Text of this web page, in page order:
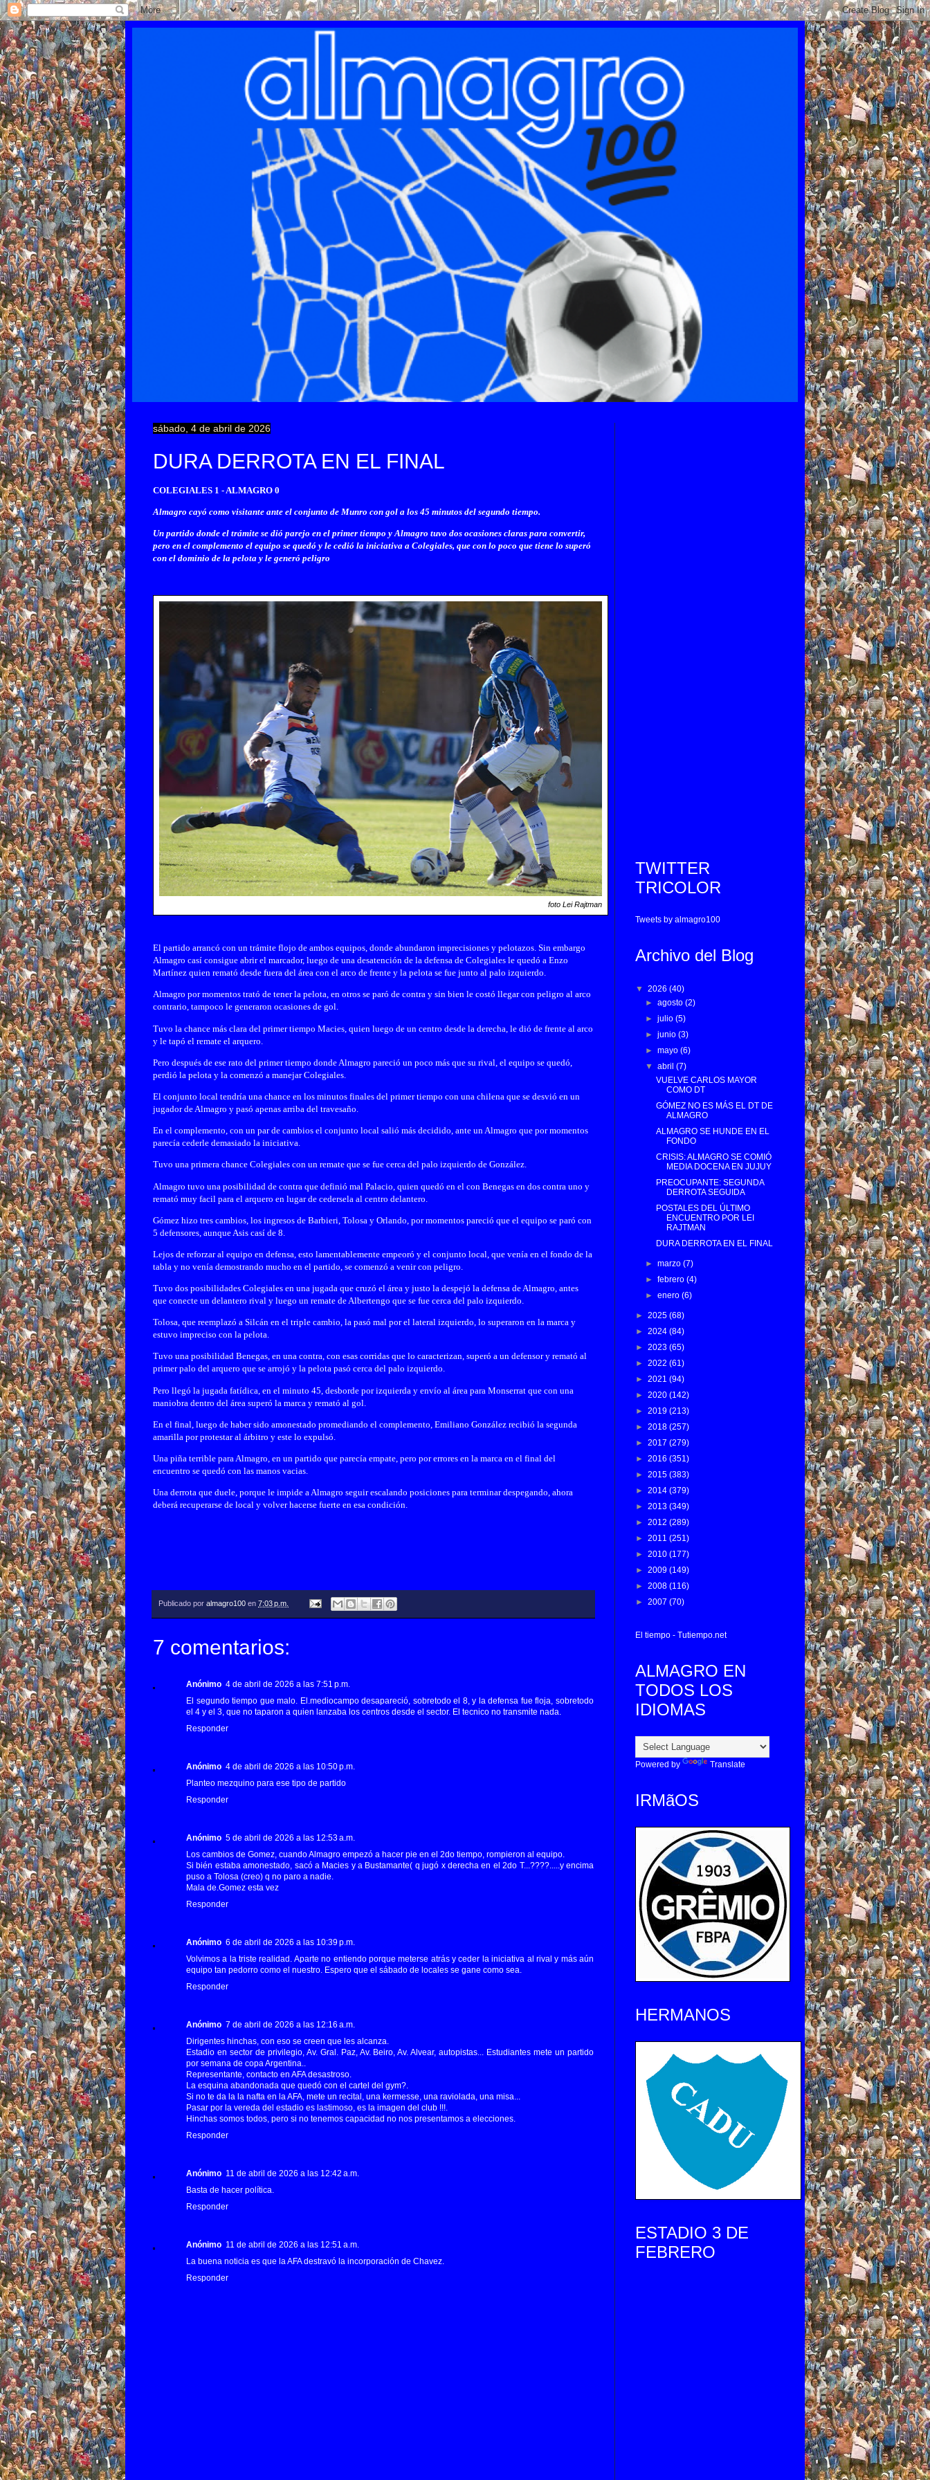
sábado, 4 de abril de 2026
DURA DERROTA EN EL FINAL
COLEGIALES 1 - ALMAGRO 0
Almagro cayó como visitante ante el conjunto de Munro con gol a los 45 minutos del segundo tiempo.
Un partido donde el trámite se dió parejo en el primer tiempo y Almagro tuvo dos ocasiones claras para convertir,
pero en el complemento el equipo se quedó y le cedió la iniciativa a Colegiales, que con lo poco que tiene lo superó
con el dominio de la pelota y le generó peligro
foto Lei Rajtman
El partido arrancó con un trámite flojo de ambos equipos, donde abundaron imprecisiones y pelotazos. Sin embargo
Almagro casí consigue abrir el marcador, luego de una desatención de la defensa de Colegiales le quedó a Enzo
Martínez quien remató desde fuera del área con el arco de frente y la pelota se fue junto al palo izquierdo.
Almagro por momentos trató de tener la pelota, en otros se paró de contra y sin bien le costó llegar con peligro al arco
contrario, tampoco le generaron ocasiones de gol.
Tuvo la chance más clara del primer tiempo Macies, quien luego de un centro desde la derecha, le dió de frente al arco
y le tapó el remate el arquero.
Pero después de ese rato del primer tiempo donde Almagro pareció un poco más que su rival, el equipo se quedó,
perdió la pelota y la comenzó a manejar Colegiales.
El conjunto local tendría una chance en los minutos finales del primer tiempo con una chilena que se desvió en un
jugador de Almagro y pasó apenas arriba del travesaño.
En el complemento, con un par de cambios el conjunto local salió más decidido, ante un Almagro que por momentos
parecía cederle demasiado la iniciativa.
Tuvo una primera chance Colegiales con un remate que se fue cerca del palo izquierdo de González.
Almagro tuvo una posibilidad de contra que definió mal Palacio, quien quedó en el con Benegas en dos contra uno y
remató muy facil para el arquero en lugar de cedersela al centro delantero.
Gómez hizo tres cambios, los ingresos de Barbieri, Tolosa y Orlando, por momentos pareció que el equipo se paró con
5 defensores, aunque Asis casí de 8.
Lejos de reforzar al equipo en defensa, esto lamentablemente empeoró y el conjunto local, que venía en el fondo de la
tabla y no venía demostrando mucho en el partido, se comenzó a venir con peligro.
Tuvo dos posibilidades Colegiales en una jugada que cruzó el área y justo la despejó la defensa de Almagro, antes
que conecte un delantero rival y luego un remate de Albertengo que se fue cerca del palo izquierdo.
Tolosa, que reemplazó a Silcán en el triple cambio, la pasó mal por el lateral izquierdo, lo superaron en la marca y
estuvo impreciso con la pelota.
Tuvo una posibilidad Benegas, en una contra, con esas corridas que lo caracterizan, superó a un defensor y remató al
primer palo del arquero que se arrojó y la pelota pasó cerca del palo izquierdo.
Pero llegó la jugada fatídica, en el minuto 45, desborde por izquierda y envío al área para Monserrat que con una
maniobra dentro del área superó la marca y remató al gol.
En el final, luego de haber sido amonestado promediando el complemento, Emiliano González recibió la segunda
amarilla por protestar al árbitro y este lo expulsó.
Una piña terrible para Almagro, en un partido que parecía empate, pero por errores en la marca en el final del
encuentro se quedó con las manos vacias.
Una derrota que duele, porque le impide a Almagro seguir escalando posiciones para terminar despegando, ahora
deberá recuperarse de local y volver hacerse fuerte en esa condición.
Publicado por almagro100 en 7:03 p.m.
7 comentarios:
Anónimo 4 de abril de 2026 a las 7:51 p.m.
El segundo tiempo gue malo. El.mediocampo desapareció, sobretodo el 8, y la defensa fue floja, sobretodo
el 4 y el 3, que no taparon a quien lanzaba los centros desde el sector. El tecnico no transmite nada.
Responder
Anónimo 4 de abril de 2026 a las 10:50 p.m.
Planteo mezquino para ese tipo de partido
Responder
Anónimo 5 de abril de 2026 a las 12:53 a.m.
Los cambios de Gomez, cuando Almagro empezó a hacer pie en el 2do tiempo, rompieron al equipo.
Si bién estaba amonestado, sacó a Macies y a Bustamante( q jugó x derecha en el 2do T...????.....y encima
puso a Tolosa (creo) q no paro a nadie.
Mala de.Gomez esta vez
Responder
Anónimo 6 de abril de 2026 a las 10:39 p.m.
Volvimos a la triste realidad. Aparte no entiendo porque meterse atrás y ceder la iniciativa al rival y más aún
equipo tan pedorro como el nuestro. Espero que el sábado de locales se gane como sea.
Responder
Anónimo 7 de abril de 2026 a las 12:16 a.m.
Dirigentes hinchas, con eso se creen que les alcanza.
Estadio en sector de privilegio, Av. Gral. Paz, Av. Beiro, Av. Alvear, autopistas... Estudiantes mete un partido
por semana de copa Argentina..
Representante, contacto en AFA desastroso.
La esquina abandonada que quedó con el cartel del gym?.
Si no te da la la nafta en la AFA, mete un recital, una kermesse, una raviolada, una misa...
Pasar por la vereda del estadio es lastimoso, es la imagen del club !!!.
Hinchas somos todos, pero si no tenemos capacidad no nos presentamos a elecciones.
Responder
Anónimo 11 de abril de 2026 a las 12:42 a.m.
Basta de hacer política.
Responder
Anónimo 11 de abril de 2026 a las 12:51 a.m.
La buena noticia es que la AFA destravó la incorporación de Chavez.
Responder
TWITTER
TRICOLOR
Tweets by almagro100
Archivo del Blog
▼ 2026 (40)
►agosto(2)
►julio(5)
►junio(3)
►mayo(6)
▼abril(7)
VUELVE CARLOS MAYOR
COMO DT
GÓMEZ NO ES MÁS EL DT DE
ALMAGRO
ALMAGRO SE HUNDE EN EL
FONDO
CRISIS: ALMAGRO SE COMIÓ
MEDIA DOCENA EN JUJUY
PREOCUPANTE: SEGUNDA
DERROTA SEGUIDA
POSTALES DEL ÚLTIMO
ENCUENTRO POR LEI
RAJTMAN
DURA DERROTA EN EL FINAL
►marzo(7)
►febrero(4)
►enero(6)
► 2025 (68)
► 2024 (84)
► 2023 (65)
► 2022 (61)
► 2021 (94)
► 2020 (142)
► 2019 (213)
► 2018 (257)
► 2017 (279)
► 2016 (351)
► 2015 (383)
► 2014 (379)
► 2013 (349)
► 2012 (289)
► 2011 (251)
► 2010 (177)
► 2009 (149)
► 2008 (116)
► 2007 (70)
El tiempo - Tutiempo.net
ALMAGRO EN
TODOS LOS
IDIOMAS
Powered by Translate
IRMãOS
HERMANOS
ESTADIO 3 DE
FEBRERO